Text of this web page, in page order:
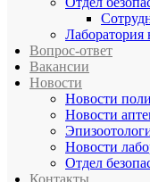
Лаборатория
Вопрос-ответ
Вакансии
Новости
Новости
Новости
Новости
Отдел
Контакты